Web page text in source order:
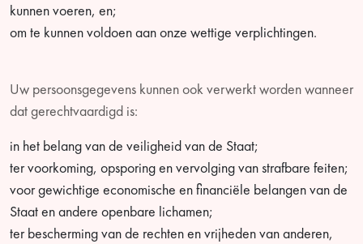
kunnen voeren, en;
om te kunnen voldoen aan onze wettige verplichtingen.
Uw persoonsgegevens kunnen ook verwerkt worden wanneer
dat gerechtvaardigd is:
in het belang van de veiligheid van de Staat;
ter voorkoming, opsporing en vervolging van strafbare feiten;
voor gewichtige economische en financiële belangen van de
Staat en andere openbare lichamen;
ter bescherming van de rechten en vrijheden van anderen,